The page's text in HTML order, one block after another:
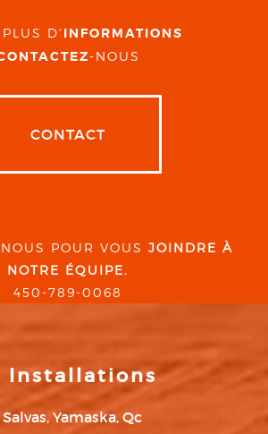
D' INFORMATIONS
-NOUS
CONTACT
POUR VOUS JOINDRE À
NOTRE ÉQUIPE.
450-789-0068
Installations
Yamaska, Qc